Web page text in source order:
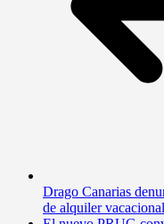
Drago Canarias
de alquiler